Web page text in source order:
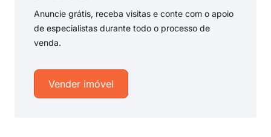
Anuncie grátis, receba visitas e conte com o apoio
de especialistas durante todo o processo de
venda.
Vender imóvel